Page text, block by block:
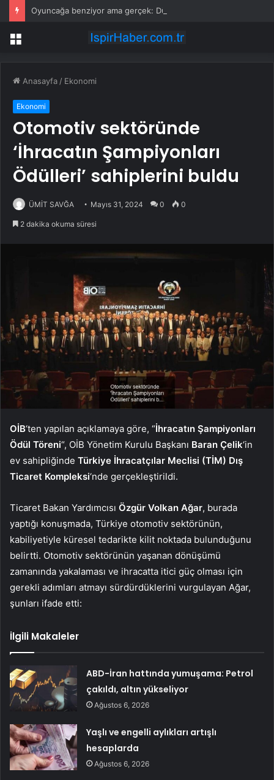
Menü
Anasayfa / Ekonomi
Ekonomi
Otomotiv sektöründe
‘İhracatın Şampiyonları
Ödülleri’ sahiplerini buldu
ÜMİT SAVĞA Mayıs 31, 2024 0 0
2 dakika okuma süresi
OİB‘ten yapılan açıklamaya göre, “İhracatın Şampiyonları
Ödül Töreni“, OİB Yönetim Kurulu Başkanı Baran Çelik‘in
ev sahipliğinde Türkiye İhracatçılar Meclisi (TİM) Dış
Ticaret Kompleksi‘nde gerçekleştirildi.
Ticaret Bakan Yardımcısı Özgür Volkan Ağar, burada
yaptığı konuşmada, Türkiye otomotiv sektörünün,
kabiliyetiyle küresel tedarikte kilit noktada bulunduğunu
belirtti. Otomotiv sektörünün yaşanan dönüşümü
zamanında yakalaması ve ihracatta itici güç olması için
gerekli adımları atmayı sürdürdüklerini vurgulayan Ağar,
şunları ifade etti:
İlgili Makaleler
ABD-İran hattında yumuşama: Petrol
çakıldı, altın yükseliyor
Ağustos 6, 2026
Yaşlı ve engelli aylıkları artışlı
hesaplarda
Ağustos 6, 2026